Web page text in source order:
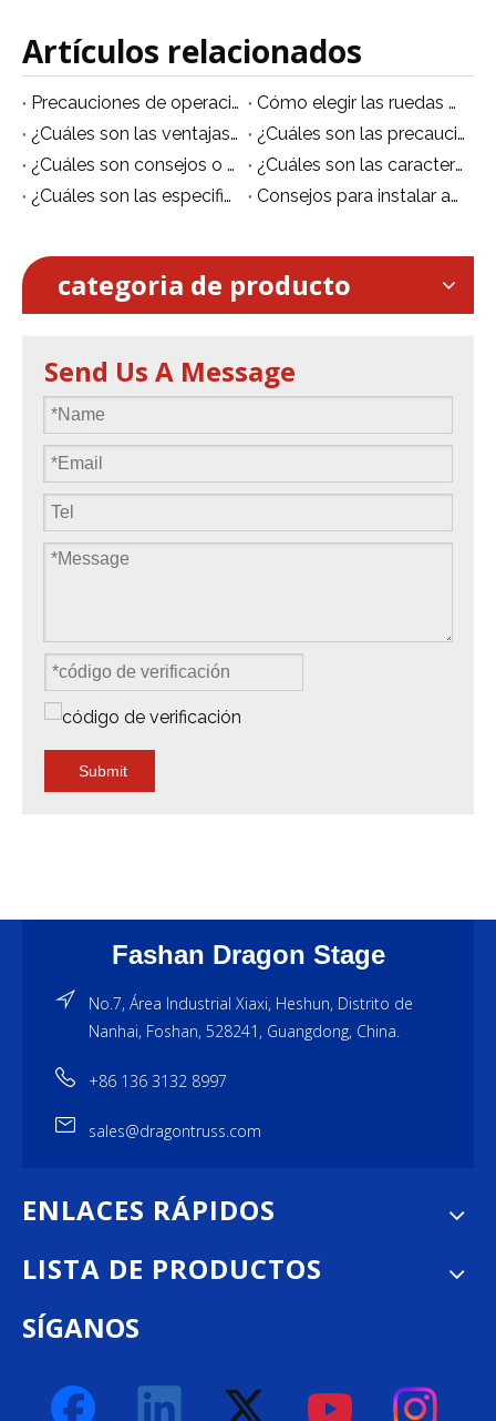
Artículos relacionados
Precauciones de operación de seguridad de andamios de aleación de aluminio
Cómo elegir las ruedas adecuadas para andamios móviles de aluminio
¿Cuáles son las ventajas de los andamios de aleación de aluminio en comparación con los andamios de acero?
¿Cuáles son las precauciones para el uso de andamios móviles?
¿Cuáles son ​consejos o sugerencias para utilizar un andamio móvil de aluminio?
¿Cuáles son las características de la plataforma móvil de aluminio/andamio móvil?
¿Cuáles son las especificaciones de los andamios de aluminio?
Consejos para instalar andamios de aluminio de forma segura.
categoria de producto
Send Us A Message
Submit
Fashan Dragon Stage
No.7, Área Industrial Xiaxi, Heshun, Distrito de
Nanhai, Foshan, 528241, Guangdong, China.
+86 136 3132 8997
sales@dragontruss.com
ENLACES RÁPIDOS
LISTA DE PRODUCTOS
SÍGANOS